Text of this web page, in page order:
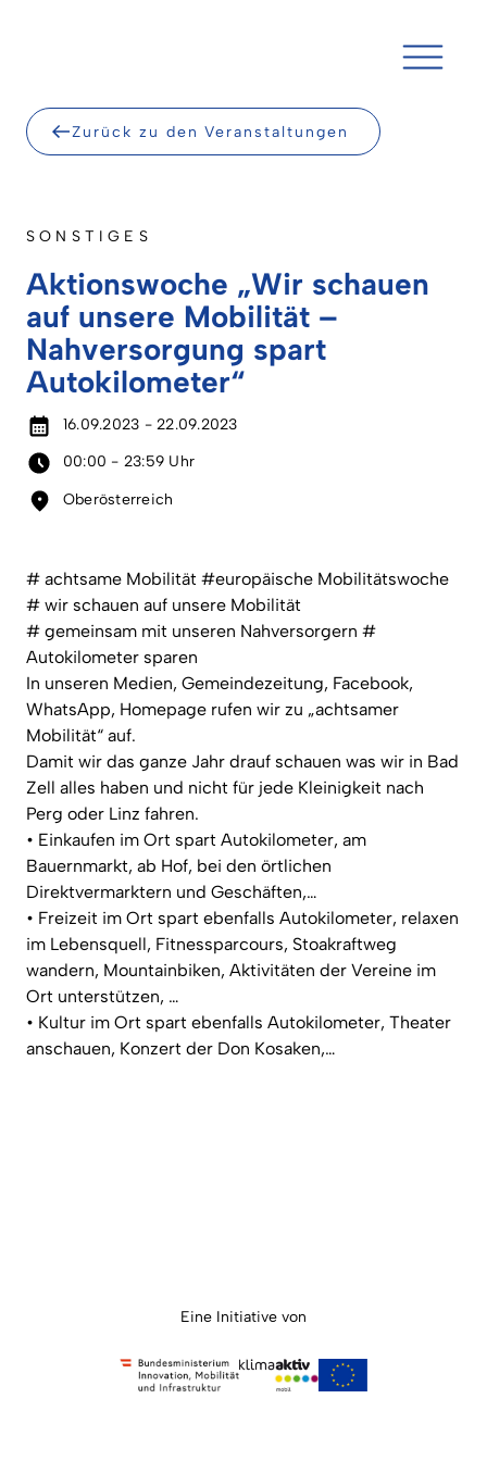
Zurück zu den Veranstaltungen
SONSTIGES
Aktionswoche „Wir schauen
auf unsere Mobilität –
Nahversorgung spart
Autokilometer“
16.09.2023 - 22.09.2023
00:00 - 23:59 Uhr
Oberösterreich
# achtsame Mobilität #europäische Mobilitätswoche
# wir schauen auf unsere Mobilität
# gemeinsam mit unseren Nahversorgern #
Autokilometer sparen
In unseren Medien, Gemeindezeitung, Facebook,
WhatsApp, Homepage rufen wir zu „achtsamer
Mobilität“ auf.
Damit wir das ganze Jahr drauf schauen was wir in Bad
Zell alles haben und nicht für jede Kleinigkeit nach
Perg oder Linz fahren.
• Einkaufen im Ort spart Autokilometer, am
Bauernmarkt, ab Hof, bei den örtlichen
Direktvermarktern und Geschäften,…
• Freizeit im Ort spart ebenfalls Autokilometer, relaxen
im Lebensquell, Fitnessparcours, Stoakraftweg
wandern, Mountainbiken, Aktivitäten der Vereine im
Ort unterstützen, …
• Kultur im Ort spart ebenfalls Autokilometer, Theater
anschauen, Konzert der Don Kosaken,…
Eine Initiative von